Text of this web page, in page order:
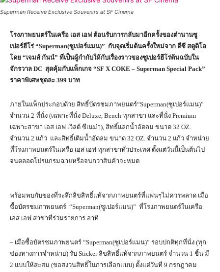
Superman Receive Exclusive Souvenirs at SF Cinema
โรงภาพยนตร์ในเครือ เอส เอฟ ต้อนรับการกลับมาอีกครั้งของตำนานซู
เปอร์ฮีโร่ “Superman(ซูเปอร์แมน)” กับจุดเริ่มต้นครั้งใหม่จาก ดีซี สตูดิโอ
โดย “เจมส์ กันน์” ที่เป็นผู้กำกับให้กับเรื่องราวของซูเปอร์ฮีโร่ต้นฉบับใน
จักรวาล DC สุดคุ้มกับแพ็กเกจ “SF X COKE – Superman Special Pack”
ราคาพิเศษชุดละ 399 บาท
ภายในแพ็กประกอบด้วย สิทธิ์บัตรชมภาพยนตร์“Superman(ซูเปอร์แมน)”
จำนวน 2 ที่นั่ง (เฉพาะที่นั่ง Deluxe, Bench ทุกสาขา และที่นั่ง Premium
เฉพาะสาขา เอส เอฟ เวิลด์ ซีเนม่า), สิทธิ์แลกน้ำอัดลม ขนาด 32 OZ.
จำนวน 2 แก้ว และสิทธิ์เติมน้ำอัดลม ขนาด 32 OZ. จำนวน 2 แก้ว จำหน่าย
ที่โรงภาพยนตร์ในเครือ เอส เอฟ ทุกสาขาทั่วประเทศ ตั้งแต่วันนี้เป็นต้นไป
จนตลอดโปรแกรมฉายหรือจนกว่าสินค้าจะหมด
พร้อมพบกับของที่ระลึกลิขสิทธิ์แท้จากภาพยนตร์ที่แฟนๆไม่ควรพลาด เมื่อ
ซื้อบัตรชมภาพยนตร์ “Superman(ซูเปอร์แมน)” ที่โรงภาพยนตร์ในเครือ
เอส เอฟ สาขาที่ร่วมรายการ อาทิ
– เมื่อซื้อบัตรชมภาพยนตร์ “Superman(ซูเปอร์แมน)” รอบปกติทุกที่นั่ง (ทุก
ช่องทางการจำหน่าย) รับ Sticker ลิขสิทธิ์แท้จากภาพยนตร์ จำนวน 1 ชิ้น มี
2 แบบให้สะสม (ขอสงวนสิทธิ์ในการเลือกแบบ) ตั้งแต่วันที่ 9 กรกฎาคม